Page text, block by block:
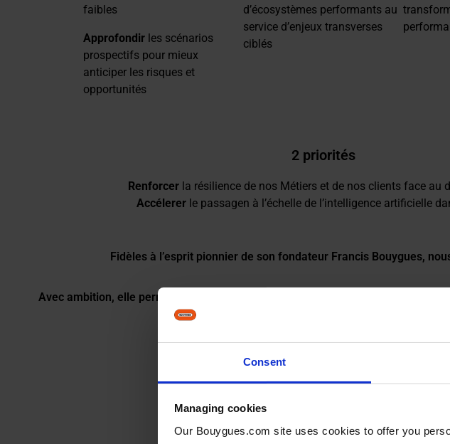
Consent
Managing cookies
Our Bouygues.com site uses cookies to offer you
faibles
Approfondirles scénarios
prospectifs pour mieux
anticiper les risques et
opportunités
d’écosystèmes performants au
service d’enjeux transverses
ciblés
2 priorités
Renforcer la résilience de nos Métiers et de nos clients face au
Accélerer le passagen à l’échelle de l’intelligence artificielle
Fidèles à l’esprit pionnier de son fondateur Francis Bouygues,
Avec ambition, elle permet d’imaginer de nouvelles solutions, d’accélérer les
Découvrez une sélection de projets représentatifs